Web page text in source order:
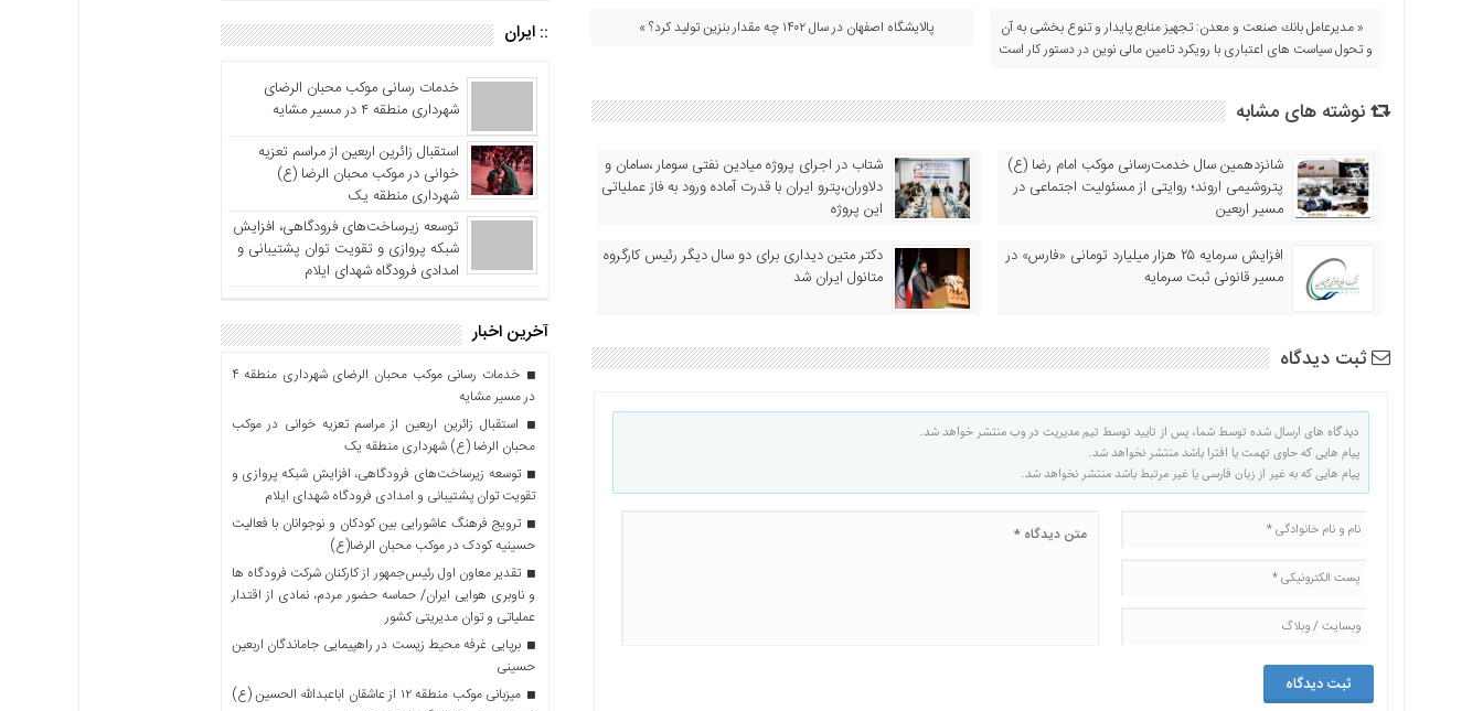
« مدیرعامل بانك صنعت و معدن: تجهیز منابع پایدار و تنوع بخشی به آن
و تحول سیاست های اعتباری با رویكرد تامین مالی نوین در دستور كار است
پالایشگاه اصفهان در سال ۱۴۰۲ چه مقدار بنزین تولید کرد؟ »
نوشته های مشابه
شانزدهمین سال خدمت‌رسانی موکب امام رضا (ع)
پتروشیمی اروند؛ روایتی از مسئولیت اجتماعی در
مسیر اربعین
شتاب در اجرای پروژه میادین نفتی سومار ،سامان و
دلاوران،پترو ایران با قدرت آماده ورود به فاز عملیاتی
این پروژه
افزایش سرمایه ۲۵ هزار میلیارد تومانی «فارس» در
مسیر قانونی ثبت سرمایه
دکتر متین دیداری برای دو سال دیگر رئیس کارگروه
متانول ایران شد
ثبت دیدگاه
دیدگاه های ارسال شده توسط شما، پس از تایید توسط تیم مدیریت در وب منتشر خواهد شد.
پیام هایی که حاوی تهمت یا افترا باشد منتشر نخواهد شد.
پیام هایی که به غیر از زبان فارسی یا غیر مرتبط باشد منتشر نخواهد شد.
:: ایران
خدمات رسانی موکب محبان الرضای
شهرداری منطقه ۴ در مسیر مشایه
استقبال زائرین اربعین از مراسم تعزیه
خوانی در موکب محبان الرضا (ع)
شهرداری منطقه یک
توسعه زیرساخت‌های فرودگاهی، افزایش
شبکه پروازی و تقویت توان پشتیبانی و
امدادی فرودگاه شهدای ایلام
آخرین اخبار
خدمات رسانی موکب محبان الرضای شهرداری منطقه ۴
در مسیر مشایه
استقبال زائرین اربعین از مراسم تعزیه خوانی در موکب
محبان الرضا (ع) شهرداری منطقه یک
توسعه زیرساخت‌های فرودگاهی، افزایش شبکه پروازی و
تقویت توان پشتیبانی و امدادی فرودگاه شهدای ایلام
ترویج فرهنگ عاشورایی بین کودکان و نوجوانان با فعالیت
حسینیه کودک در موکب محبان الرضا(ع)
تقدیر معاون اول رئیس‌جمهور از کارکنان شرکت فرودگاه ها
و ناوبری هوایی ایران/ حماسه حضور مردم، نمادی از اقتدار
عملیاتی و توان مدیریتی کشور
برپایی غرفه محیط زیست در راهپیمایی جاماندگان اربعین
حسینی
میزبانی موکب منطقه ۱۲ از عاشقان اباعبدالله الحسین (ع)